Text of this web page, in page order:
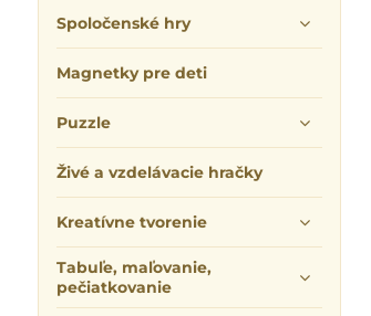
Spoločenské hry
Magnetky pre deti
Puzzle
Živé a vzdelávacie hračky
Kreatívne tvorenie
Tabuľe, maľovanie,
pečiatkovanie